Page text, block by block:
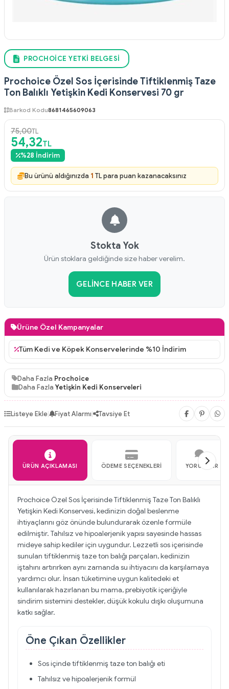
PROCHOICE YETKI BELGESI
Prochoice Özel Sos İçerisinde Tiftiklenmiş Taze
Ton Balıklı Yetişkin Kedi Konservesi 70 gr
Barkod Kodu8681465609063
75,00TL
54,32TL
%28 İndirim
Bu ürünü aldığınızda 1 TL para puan kazanacaksınız
Stokta Yok
Ürün stoklara geldiğinde size haber verelim.
GELINCE HABER VER
Ürüne Özel Kampanyalar
Tüm Kedi ve Köpek Konservelerinde %10 İndirim
Daha Fazla Prochoice
Daha Fazla Yetişkin Kedi Konserveleri
Listeye Ekle| Fiyat Alarmı| Tavsiye Et
ÜRÜN AÇIKLAMASI ÖDEME SEÇENEKLERI YORUMLAR
Prochoice Özel Sos İçerisinde Tiftiklenmiş Taze Ton Balıklı
Yetişkin Kedi Konservesi, kedinizin doğal beslenme
ihtiyaçlarını göz önünde bulundurarak özenle formüle
edilmiştir. Tahılsız ve hipoalerjenik yapısı sayesinde hassas
mideye sahip kediler için uygundur. Lezzetli sos içerisinde
sunulan tiftiklenmiş taze ton balığı parçaları, kedinizin
iştahını artırırken aynı zamanda su ihtiyacını da karşılamaya
yardımcı olur. İnsan tüketimine uygun kalitedeki et
kullanılarak hazırlanan bu mama, prebiyotik içeriğiyle
sindirim sistemini destekler, düşük kokulu dışkı oluşumuna
katkı sağlar.
Öne Çıkan Özellikler
Sos içinde tiftiklenmiş taze ton balığı eti
Tahılsız ve hipoalerjenik formül